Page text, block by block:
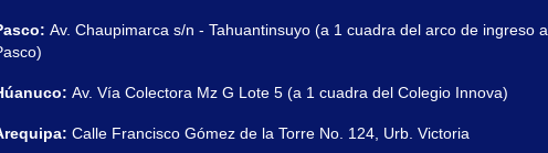
Av. Chaupimarca s/n - Tahuantinsuyo (a 1 cuadra del arco de ingreso a
Av. Vía Colectora Mz G Lote 5 (a 1 cuadra del Colegio Innova)
Calle Francisco Gómez de la Torre No. 124, Urb. Victoria